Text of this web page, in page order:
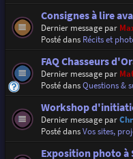
Consignes à lire
Dernier message par
Posté dans Récits et
FAQ Chasseurs
Dernier message par
Posté dansQuestions &
Workshop
Dernier message par
Posté dansVos sites,
Exposition photo à